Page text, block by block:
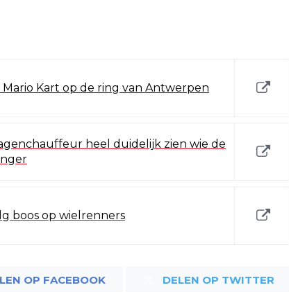
Kart op de ring van Antwerpen
heel duidelijk zien wie de
boos op wielrenners
OP FACEBOOK DELEN OP TWITTER